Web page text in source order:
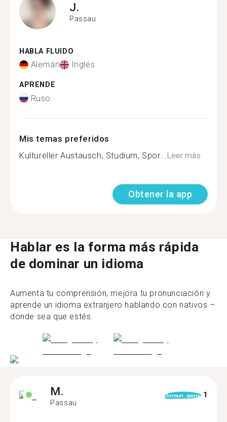
J.
Passau
HABLA FLUIDO
Alemán Inglés
APRENDE
Ruso
Mis temas preferidos
Kultureller Austausch, Studium, Spor... Leer más
Obtener la app
Hablar es la forma más rápida
de dominar un idioma
Aumenta tu comprensión, mejora tu pronunciación y
aprende un idioma extranjero hablando con nativos –
donde sea que estés.
M.
Passau
format_quote 1